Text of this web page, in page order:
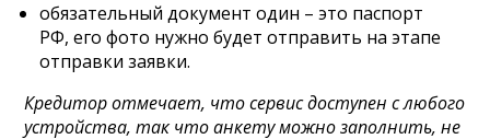
обязательный документ один – это паспорт
РФ, его фото нужно будет отправить на этапе
отправки заявки.
Кредитор отмечает, что сервис доступен с любого
устройства, так что анкету можно заполнить, не